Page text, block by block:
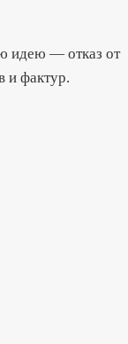
идею — отказ от
и фактур.